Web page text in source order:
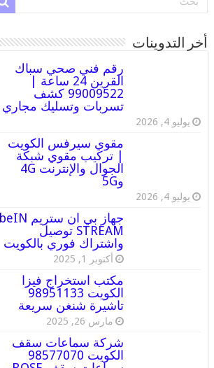
أخر التدوينات
رقم فني صحي سباك
القرين 24 ساعة |
99009522 كشف
تسربات وتسليك مجاري
يوليو 4, 2026
مقوي سيرفس الكويت
| تركيب مقوي شبكة
الجوال والإنترنت 4G
و5G
يوليو 4, 2026
جهاز بي ان ستريم beIN
STREAM توصيل
واشتراك فوري بالكويت
أكتوبر 1, 2025
مكتب استخراج فيزا
الكويت 98951133
تاشيرة شنغن سريعة
مارس 26, 2025
شركة سماعات سقف
الكويت 98577070